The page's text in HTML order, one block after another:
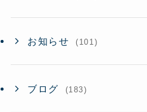
お知らせ (101)
ブログ (183)